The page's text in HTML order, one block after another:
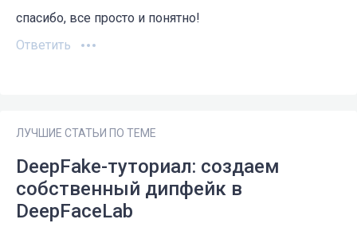
спасибо, все просто и понятно!
Ответить
ЛУЧШИЕ СТАТЬИ ПО ТЕМЕ
DeepFake-туториал: создаем
собственный дипфейк в
DeepFaceLab